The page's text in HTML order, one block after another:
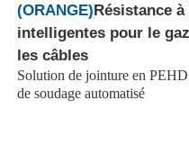
(ORANGE)Résistance
intelligentes pour le
les câbles
Solution de jointure en
de soudage automatisé